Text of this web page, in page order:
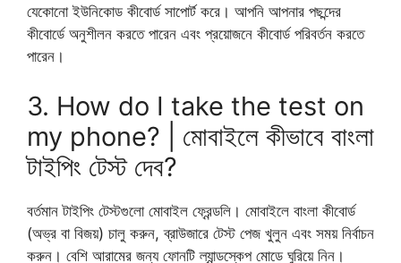
যেকোনো ইউনিকোড কীবোর্ড সাপোর্ট করে। আপনি আপনার পছন্দের
কীবোর্ডে অনুশীলন করতে পারেন এবং প্রয়োজনে কীবোর্ড পরিবর্তন করতে
পারেন।
3. How do I take the test on
my phone? | মোবাইলে কীভাবে বাংলা
টাইপিং টেস্ট দেব?
বর্তমান টাইপিং টেস্টগুলো মোবাইল ফ্রেন্ডলি। মোবাইলে বাংলা কীবোর্ড
(অভ্র বা বিজয়) চালু করুন, ব্রাউজারে টেস্ট পেজ খুলুন এবং সময় নির্বাচন
করুন। বেশি আরামের জন্য ফোনটি ল্যান্ডস্কেপ মোডে ঘুরিয়ে নিন।